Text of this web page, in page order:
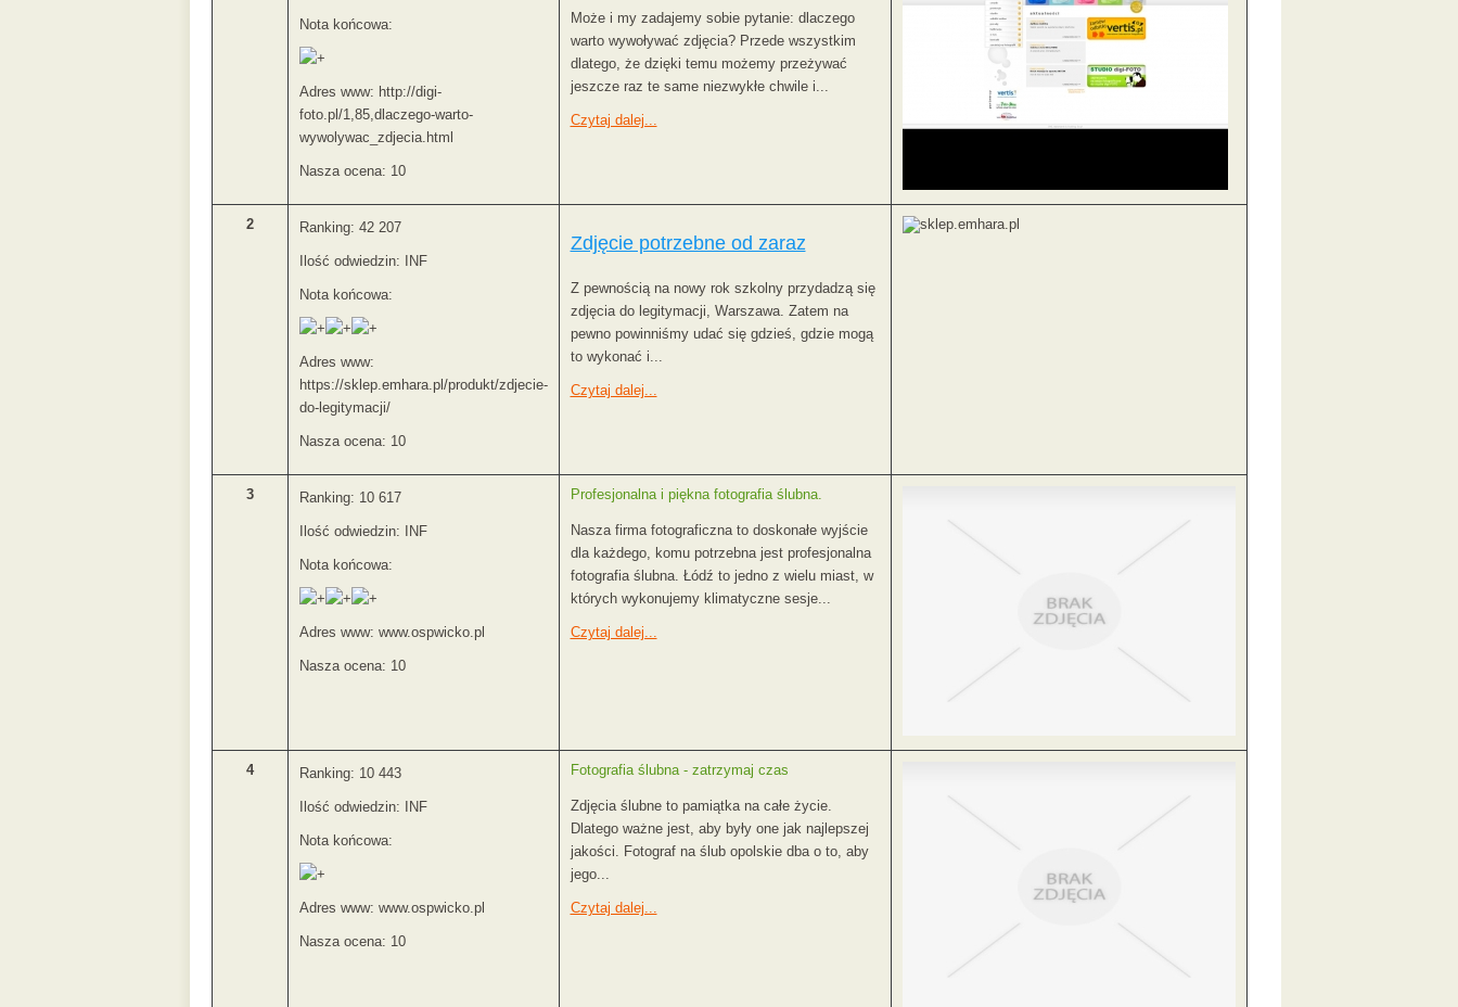
Nota końcowa:
Adres www: http://digi-
foto.pl/1,85,dlaczego-warto-
wywolywac_zdjecia.html
Nasza ocena: 10
Może i my zadajemy sobie pytanie: dlaczego
warto wywoływać zdjęcia? Przede wszystkim
dlatego, że dzięki temu możemy przeżywać
jeszcze raz te same niezwykłe chwile i...
Czytaj dalej...
2 Ranking: 42 207
Ilość odwiedzin: INF
Nota końcowa:
Adres www:
https://sklep.emhara.pl/produkt/zdjecie-
do-legitymacji/
Nasza ocena: 10
Zdjęcie potrzebne od zaraz
Z pewnością na nowy rok szkolny przydadzą się
zdjęcia do legitymacji, Warszawa. Zatem na
pewno powinniśmy udać się gdzieś, gdzie mogą
to wykonać i...
Czytaj dalej...
3 Ranking: 10 617
Ilość odwiedzin: INF
Nota końcowa:
Adres www: www.ospwicko.pl
Nasza ocena: 10
Profesjonalna i piękna fotografia ślubna.
Nasza firma fotograficzna to doskonałe wyjście
dla każdego, komu potrzebna jest profesjonalna
fotografia ślubna. Łódź to jedno z wielu miast, w
których wykonujemy klimatyczne sesje...
Czytaj dalej...
4 Ranking: 10 443
Ilość odwiedzin: INF
Nota końcowa:
Adres www: www.ospwicko.pl
Nasza ocena: 10
Fotografia ślubna - zatrzymaj czas
Zdjęcia ślubne to pamiątka na całe życie.
Dlatego ważne jest, aby były one jak najlepszej
jakości. Fotograf na ślub opolskie dba o to, aby
jego...
Czytaj dalej...